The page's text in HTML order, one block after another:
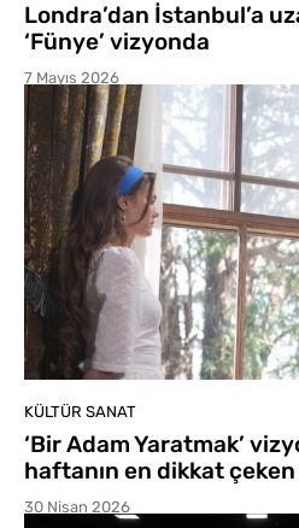
Londra’dan İstanbul’a
‘Fünye’ vizyonda
7 Mayıs 2026
KÜLTÜR SANAT
‘Bir Adam Yaratmak’
haftanın en dikkat
30 Nisan 2026